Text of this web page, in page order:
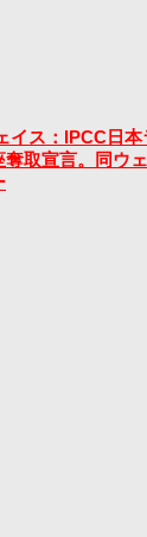
イス：IPCC日
奪取宣言。同ウ